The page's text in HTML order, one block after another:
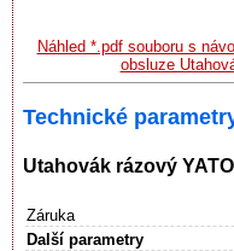
Náhled *.pdf souboru s
obsluze
Technické
Utahovák rázový
Záruka
Další parametry